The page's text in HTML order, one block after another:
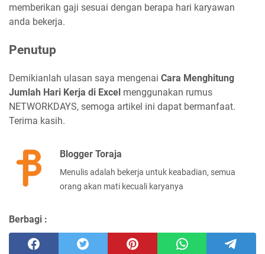
memberikan gaji sesuai dengan berapa hari karyawan
anda bekerja.
Penutup
Demikianlah ulasan saya mengenai Cara Menghitung
Jumlah Hari Kerja di Excel menggunakan rumus
NETWORKDAYS, semoga artikel ini dapat bermanfaat.
Terima kasih.
Blogger Toraja
Menulis adalah bekerja untuk keabadian, semua
orang akan mati kecuali karyanya
Berbagi :